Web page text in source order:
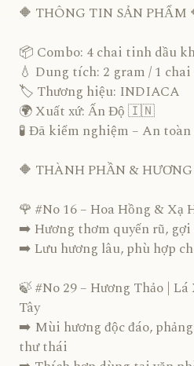
🔶 THÔNG TIN SẢN PHẨM
📦 Combo: 4 chai tinh dầu
💧 Dung tích: 2 gram / 1 chai
🏷️ Thương hiệu: INDIACA
🌍 Xuất xứ: Ấn Độ 🇮🇳
🧪 Đã kiểm nghiệm – An
🔶 THÀNH PHẦN &
🌹 #No 16 – Hoa Hồng & Xạ
➡️ Hương thơm quyến rũ, gợi
➡️ Lưu hương lâu, phù hợp
🍃 #No 29 – Hương Thảo |
Tây
➡️ Mùi hương độc đáo,
thư thái